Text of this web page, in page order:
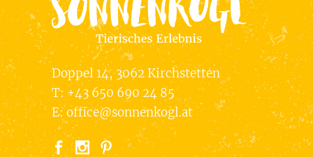
Doppel 14, 3062 Kirchstetten
T: +43 650 690 24 85
E:office@sonnenkogl.at